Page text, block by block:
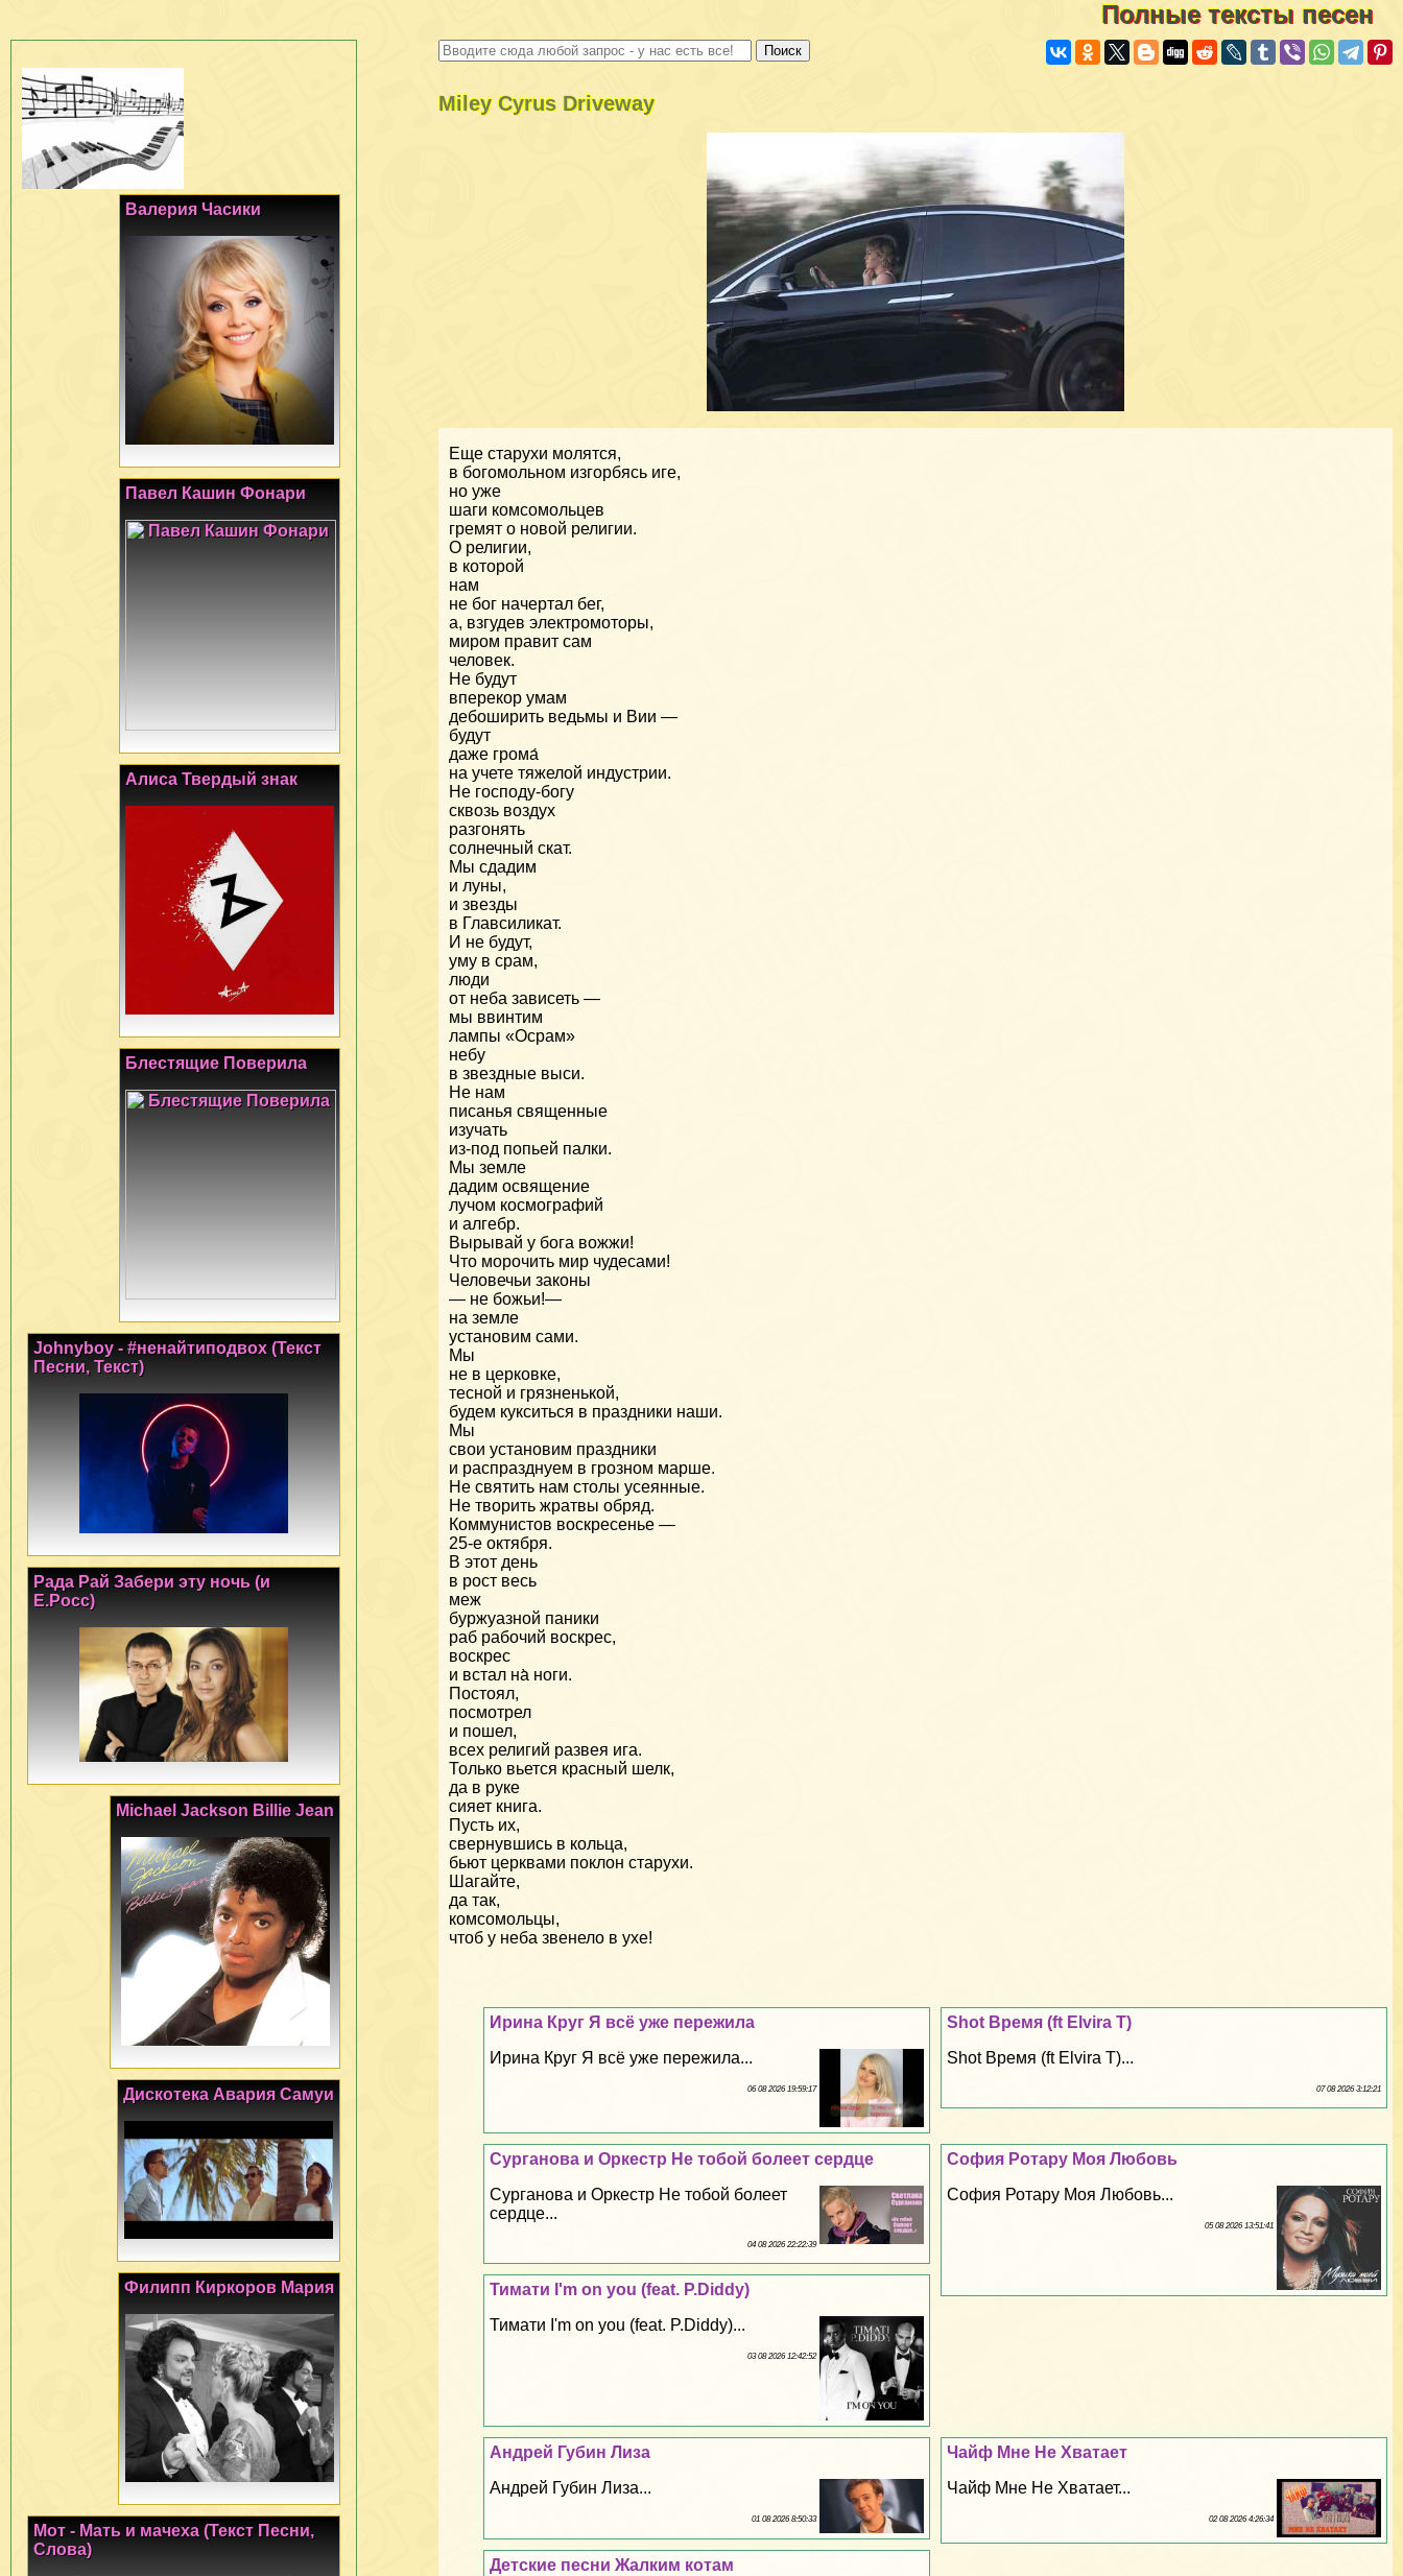
Полные тексты песен
Miley Cyrus Driveway
Еще старухи молятся,
в богомольном изгорбясь иге,
но уже
шаги комсомольцев
гремят о новой религии.
О религии,
в которой
нам
не бог начертал бег,
а, взгудев электромоторы,
миром правит сам
человек.
Не будут
вперекор умам
дебоширить ведьмы и Вии —
будут
даже грома́
на учете тяжелой индустрии.
Не господу-богу
сквозь воздух
разгонять
солнечный скат.
Мы сдадим
и луны,
и звезды
в Главсиликат.
И не будут,
уму в срам,
люди
от неба зависеть —
мы ввинтим
лампы «Осрам»
небу
в звездные выси.
Не нам
писанья священные
изучать
из-под попьей палки.
Мы земле
дадим освящение
лучом космографий
и алгебр.
Вырывай у бога вожжи!
Что морочить мир чудесами!
Человечьи законы
— не божьи!—
на земле
установим сами.
Мы
не в церковке,
тесной и грязненькой,
будем кукситься в праздники наши.
Мы
свои установим праздники
и распразднуем в грозном марше.
Не святить нам столы усеянные.
Не творить жратвы обряд.
Коммунистов воскресенье —
25-е октября.
В этот день
в рост весь
меж
буржуазной паники
раб рабочий воскрес,
воскрес
и встал на̀ ноги.
Постоял,
посмотрел
и пошел,
всех религий развея ига.
Только вьется красный шелк,
да в руке
сияет книга.
Пусть их,
свернувшись в кольца,
бьют церквами поклон старухи.
Шагайте,
да так,
комсомольцы,
чтоб у неба звенело в ухе!
Shot Время (ft Elvira T)
Shot Время (ft Elvira T)...
07 08 2026 3:12:21
Ирина Круг Я всё уже пережила
Ирина Круг Я всё уже пережила...
06 08 2026 19:59:17
София Ротару Моя Любовь
София Ротару Моя Любовь...
05 08 2026 13:51:41
Сурганова и Оркестр Не тобой болеет сердце
Сурганова и Оркестр Не тобой болеет
сердце...
04 08 2026 22:22:39
Тимати I'm on you (feat. P.Diddy)
Тимати I'm on you (feat. P.Diddy)...
03 08 2026 12:42:52
Чайф Мне Не Хватает
Чайф Мне Не Хватает...
02 08 2026 4:26:34
Андрей Губин Лиза
Андрей Губин Лиза...
01 08 2026 8:50:33
Детские песни Жалким котам
Валерия Часики
Павел Кашин Фонари
Алиса Твердый знак
Блестящие Поверила
Johnyboy - #ненайтиподвох (Текст
Песни, Текст)
Рада Рай Забери эту ночь (и
Е.Росс)
Michael Jackson Billie Jean
Дискотека Авария Самуи
Филипп Киркоров Мария
Мот - Мать и мачеха (Текст Песни,
Слова)